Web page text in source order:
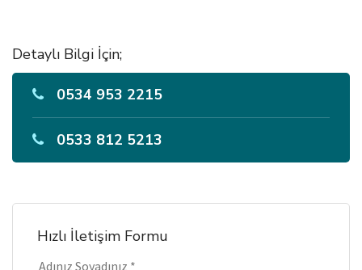
Detaylı Bilgi İçin;
0534 953 2215
0533 812 5213
Hızlı İletişim Formu